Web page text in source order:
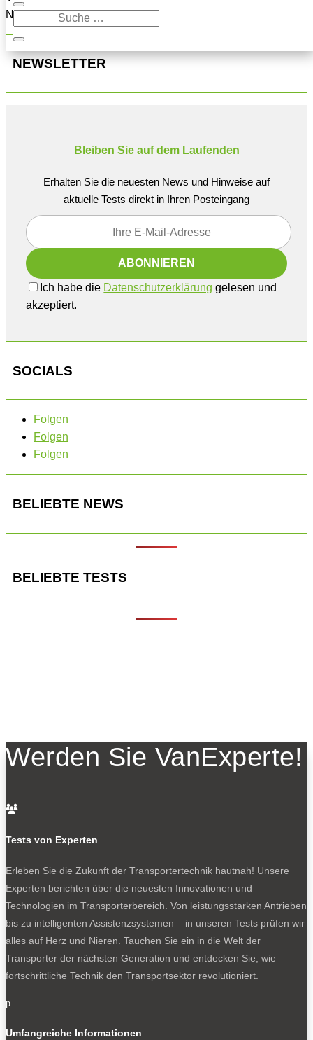
Navigation oben, um den Beitrag zu finden.
NEWSLETTER
Bleiben Sie auf dem Laufenden
Erhalten Sie die neuesten News und Hinweise auf
aktuelle Tests direkt in Ihren Posteingang
Ich habe die Datenschutzerklärung gelesen und
akzeptiert.
SOCIALS
Folgen
Folgen
Folgen
BELIEBTE NEWS
BELIEBTE TESTS
Werden Sie VanExperte!

Tests von Experten
Erleben Sie die Zukunft der Transportertechnik hautnah! Unsere
Experten berichten über die neuesten Innovationen und
Technologien im Transporterbereich. Von leistungsstarken Antrieben
bis zu intelligenten Assistenzsystemen – in unseren Tests prüfen wir
alles auf Herz und Nieren. Tauchen Sie ein in die Welt der
Transporter der nächsten Generation und entdecken Sie, wie
fortschrittliche Technik den Transportsektor revolutioniert.
p
Umfangreiche Informationen